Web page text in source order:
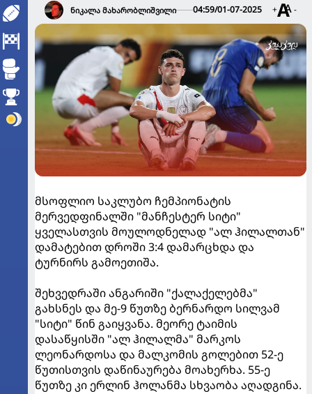
ნიკალა მახარობლიშვილი 04:59/01-07-2025 + -
მსოფლიო საკლუბო ჩემპიონატის
მერვედფინალში "მანჩესტერ სიტი"
ყველასთვის მოულოდნელად "ალ ჰილალთან"
დამატებით დროში 3:4 დამარცხდა და
ტურნირს გამოეთიშა.
შეხვედრაში ანგარიში "ქალაქელებმა"
გახსნეს და მე-9 წუთზე ბერნარდო სილვამ
"სიტი" წინ გაიყვანა. მეორე ტაიმის
დასაწყისში "ალ ჰილალმა" მარკოს
ლეონარდოსა და მალკომის გოლებით 52-ე
წუთისთვის დაწინაურება მოახერხა. 55-ე
წუთზე კი ერლინ ჰოლანმა სხვაობა აღადგინა.